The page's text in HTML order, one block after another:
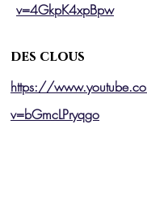
v=4GkpK4xpBpw
des clous
https://
v=bGmcLPryqgo